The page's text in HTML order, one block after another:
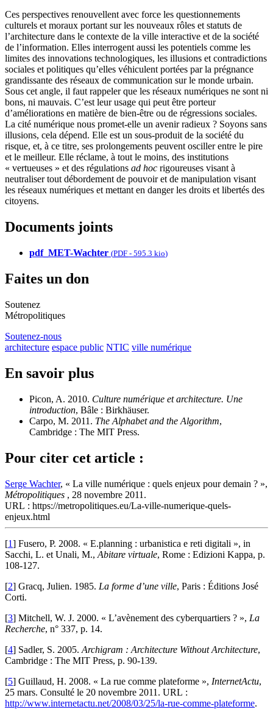
Ces perspectives renouvellent avec force les questionnements
culturels et moraux portant sur les nouveaux rôles et statuts de
l’architecture dans le contexte de la ville interactive et de la société
de l’information. Elles interrogent aussi les potentiels comme les
limites des innovations technologiques, les illusions et contradictions
sociales et politiques qu’elles véhiculent portées par la prégnance
grandissante des réseaux de communication sur le monde urbain.
Sous cet angle, il faut rappeler que les réseaux numériques ne sont ni
bons, ni mauvais. C’est leur usage qui peut être porteur
d’améliorations en matière de bien-être ou de régressions sociales.
La cité numérique nous promet-elle un avenir radieux ? Soyons sans
illusions, cela dépend. Elle est un sous-produit de la société du
risque, et, à ce titre, ses prolongements peuvent osciller entre le pire
et le meilleur. Elle réclame, à tout le moins, des institutions
« vertueuses » et des régulations ad hoc rigoureuses visant à
neutraliser tout débordement de pouvoir et de manipulation visant
les réseaux numériques et mettant en danger les droits et libertés des
citoyens.
Documents joints
pdf_MET-Wachter (PDF - 595.3 kio)
Faites un don
Soutenez
Métropolitiques
Soutenez-nous
architecture espace public NTIC ville numérique
En savoir plus
Picon, A. 2010. Culture numérique et architecture. Une
introduction, Bâle : Birkhäuser.
Carpo, M. 2011. The Alphabet and the Algorithm,
Cambridge : The MIT Press.
Pour citer cet article :
Serge Wachter, « La ville numérique : quels enjeux pour demain ? »,
Métropolitiques , 28 novembre 2011.
URL : https://metropolitiques.eu/La-ville-numerique-quels-
enjeux.html
[1] Fusero, P. 2008. « E.planning : urbanistica e reti digitali », in
Sacchi, L. et Unali, M., Abitare virtuale, Rome : Edizioni Kappa, p.
108-127.
[2] Gracq, Julien. 1985. La forme d’une ville, Paris : Éditions José
Corti.
[3] Mitchell, W. J. 2000. « L’avènement des cyberquartiers ? », La
Recherche, n° 337, p. 14.
[4] Sadler, S. 2005. Archigram : Architecture Without Architecture,
Cambridge : The MIT Press, p. 90-139.
[5] Guillaud, H. 2008. « La rue comme plateforme », InternetActu,
25 mars. Consulté le 20 novembre 2011. URL :
http://www.internetactu.net/2008/03/25/la-rue-comme-plateforme.